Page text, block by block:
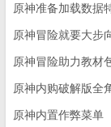
原神准备加载数据
原神冒险就要大步
原神冒险助力教材
原神内购破解版全
原神内置作弊菜单